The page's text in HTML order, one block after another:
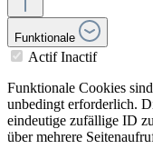
Funktionale
Actif Inactif
Funktionale Cookies
unbedingt erforderlich.
eindeutige zufällige ID
über mehrere